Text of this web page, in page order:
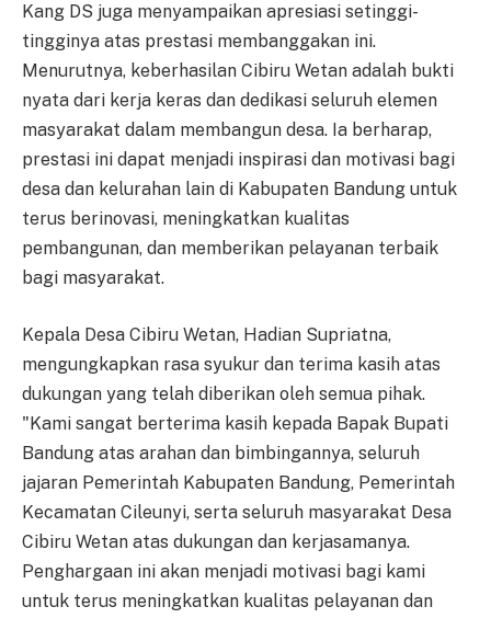
Kang DS juga menyampaikan apresiasi setinggi-
tingginya atas prestasi membanggakan ini.
Menurutnya, keberhasilan Cibiru Wetan adalah bukti
nyata dari kerja keras dan dedikasi seluruh elemen
masyarakat dalam membangun desa. Ia berharap,
prestasi ini dapat menjadi inspirasi dan motivasi bagi
desa dan kelurahan lain di Kabupaten Bandung untuk
terus berinovasi, meningkatkan kualitas
pembangunan, dan memberikan pelayanan terbaik
bagi masyarakat.
Kepala Desa Cibiru Wetan, Hadian Supriatna,
mengungkapkan rasa syukur dan terima kasih atas
dukungan yang telah diberikan oleh semua pihak.
"Kami sangat berterima kasih kepada Bapak Bupati
Bandung atas arahan dan bimbingannya, seluruh
jajaran Pemerintah Kabupaten Bandung, Pemerintah
Kecamatan Cileunyi, serta seluruh masyarakat Desa
Cibiru Wetan atas dukungan dan kerjasamanya.
Penghargaan ini akan menjadi motivasi bagi kami
untuk terus meningkatkan kualitas pelayanan dan